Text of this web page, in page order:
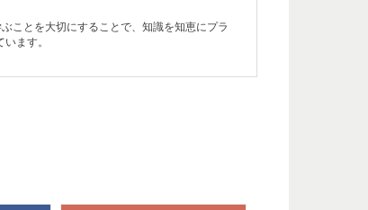
ことを大切にすることで、知識を知恵にプラ
ます。